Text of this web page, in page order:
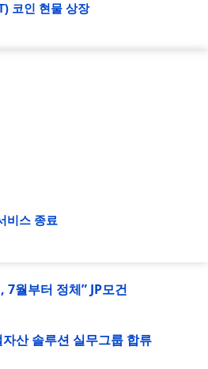
코인 현물 상장
비스 종료
7월부터 정체” JP모건
산 솔루션 실무그룹 합류